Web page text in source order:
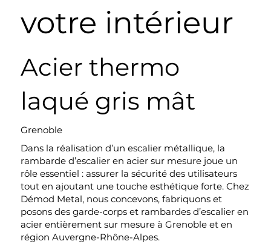
votre intérieur
Acier thermo
laqué gris mât
Dans la réalisation d’un escalier métallique, la
rambarde d’escalier en acier sur mesure joue un
rôle essentiel : assurer la sécurité des utilisateurs
tout en ajoutant une touche esthétique forte. Chez
Démod Metal, nous concevons, fabriquons et
posons des garde-corps et rambardes d’escalier en
acier entièrement sur mesure à Grenoble et en
région Auvergne-Rhône-Alpes.
Grenoble